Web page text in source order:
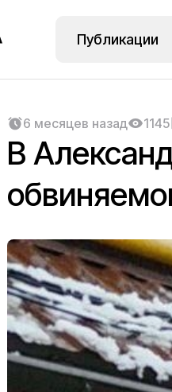
Публикации
6 месяцев назад 1145
В